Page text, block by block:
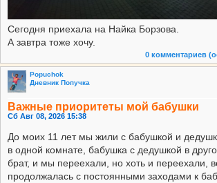
Сегодня приехала на Найка Борзова.
А завтра тоже хочу.
0 комментариев
Popuchok
Дневник Попучка
Важные приоритеты мой бабушки
Сб Авг 08, 2026 15:38
До моих 11 лет мы жили с бабушкой и
в одной комнате, бабушка с дедушкой в
брат, и мы переехали, но хоть и переeхали,
продолжалась с постоянными заходами к